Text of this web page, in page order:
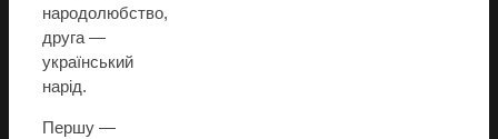
народолюбство,
друга —
український
нарід.
Першу —